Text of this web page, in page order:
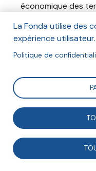
économique des
l’économie du 4
Reconnu pour son
quatre transitions
développement à
transitions
numérique,
le programme
(publications,
La Fonda utilise des
expérience utilisateur.
Politique de